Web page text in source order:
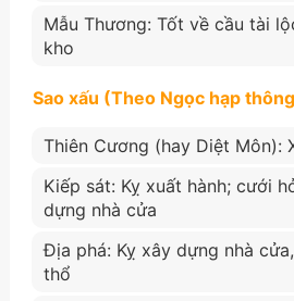
Mẫu Thương: Tốt về cầu tài
kho
Sao xấu (Theo Ngọc hạp
Thiên Cương (hay Diệt Môn):
Kiếp sát: Kỵ xuất hành; cưới
dựng nhà cửa
Địa phá: Kỵ xây dựng nhà
thổ